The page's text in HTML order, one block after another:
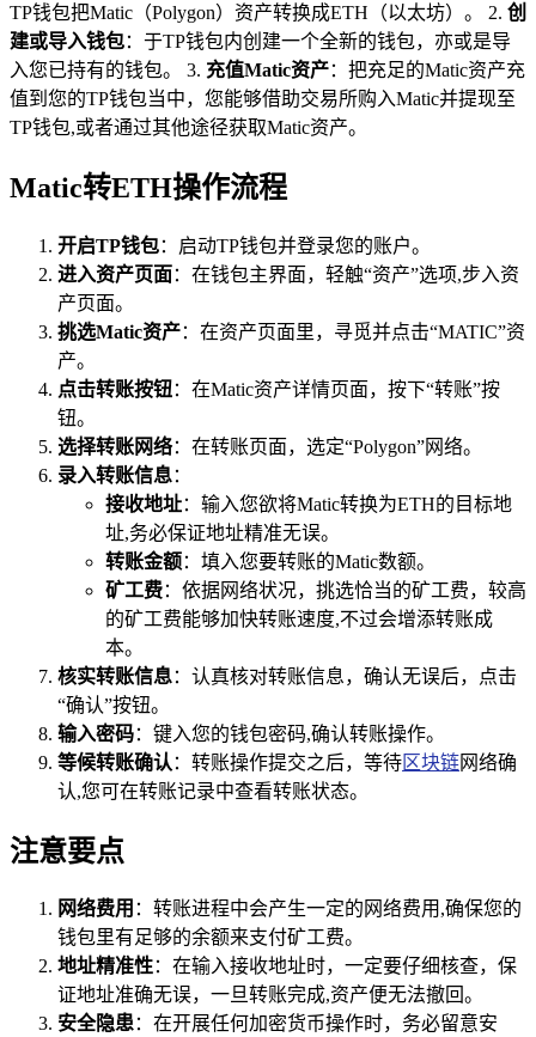
TP钱包把Matic（Polygon）资产转换成ETH（以太坊）。 2. 创
建或导入钱包：于TP钱包内创建一个全新的钱包，亦或是导
入您已持有的钱包。 3. 充值Matic资产：把充足的Matic资产充
值到您的TP钱包当中，您能够借助交易所购入Matic并提现至
TP钱包,或者通过其他途径获取Matic资产。
Matic转ETH操作流程
开启TP钱包：启动TP钱包并登录您的账户。
进入资产页面：在钱包主界面，轻触“资产”选项,步入资
产页面。
挑选Matic资产：在资产页面里，寻觅并点击“MATIC”资
产。
点击转账按钮：在Matic资产详情页面，按下“转账”按
钮。
选择转账网络：在转账页面，选定“Polygon”网络。
录入转账信息：
接收地址：输入您欲将Matic转换为ETH的目标地
址,务必保证地址精准无误。
转账金额：填入您要转账的Matic数额。
矿工费：依据网络状况，挑选恰当的矿工费，较高
的矿工费能够加快转账速度,不过会增添转账成
本。
核实转账信息：认真核对转账信息，确认无误后，点击
“确认”按钮。
输入密码：键入您的钱包密码,确认转账操作。
等候转账确认 ：转账操作提交之后，等待区块链网络确
认,您可在转账记录中查看转账状态。
注意要点
网络费用 ：转账进程中会产生一定的网络费用,确保您的
钱包里有足够的余额来支付矿工费。
地址精准性：在输入接收地址时，一定要仔细核查，保
证地址准确无误，一旦转账完成,资产便无法撤回。
安全隐患：在开展任何加密货币操作时，务必留意安